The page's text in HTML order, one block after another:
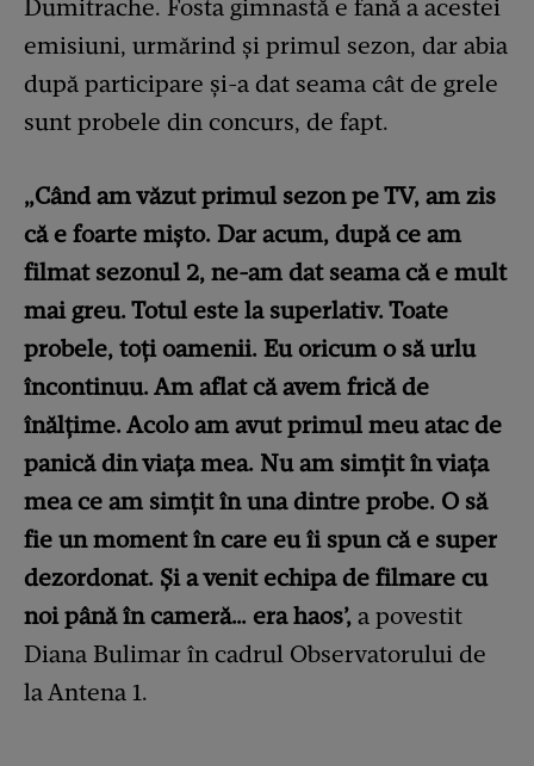
Dumitrache. Fosta gimnastă e fană a acestei
emisiuni, urmărind și primul sezon, dar abia
după participare și-a dat seama cât de grele
sunt probele din concurs, de fapt.
„Când am văzut primul sezon pe TV, am zis
că e foarte mișto. Dar acum, după ce am
filmat sezonul 2, ne-am dat seama că e mult
mai greu. Totul este la superlativ. Toate
probele, toți oamenii. Eu oricum o să urlu
încontinuu. Am aflat că avem frică de
înălțime. Acolo am avut primul meu atac de
panică din viața mea. Nu am simțit în viața
mea ce am simțit în una dintre probe. O să
fie un moment în care eu îi spun că e super
dezordonat. Și a venit echipa de filmare cu
noi până în cameră… era haos’, a povestit
Diana Bulimar în cadrul Observatorului de
la Antena 1.